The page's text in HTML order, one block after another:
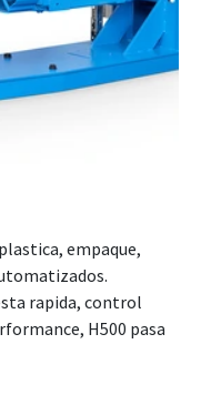
empaque,
rapida, control
H500 pasa